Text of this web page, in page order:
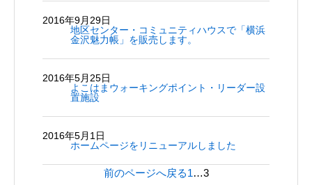
2016年9月29日
地区センター・コミュニティハウスで「横浜
金沢魅力帳」を販売します。
2016年5月25日
よこはまウォーキングポイント・リーダー設
置施設
2016年5月1日
ホームページをリニューアルしました
前のページへ戻る1…3